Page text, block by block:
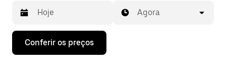
Pressione
seta
Agora
Conferir os preços